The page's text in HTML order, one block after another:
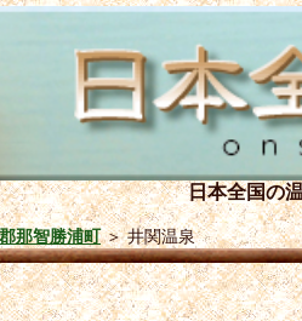
日本全国の
那智勝浦町＞井関温泉